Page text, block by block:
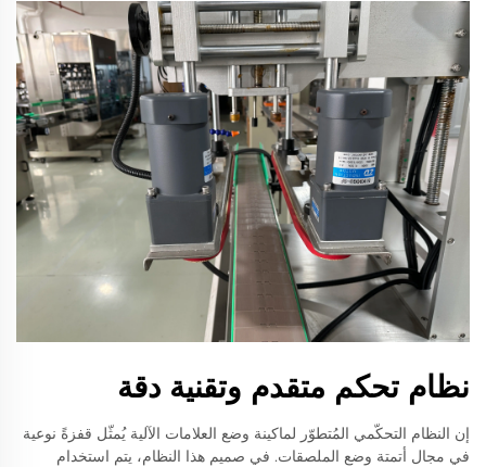
نظام تحكم متقدم وتقنية دقة
إن النظام التحكّمي المُتطوّر لماكينة وضع العلامات الآلية يُمثّل قفزةً نوعية
في مجال أتمتة وضع الملصقات. في صميم هذا النظام، يتم استخدام